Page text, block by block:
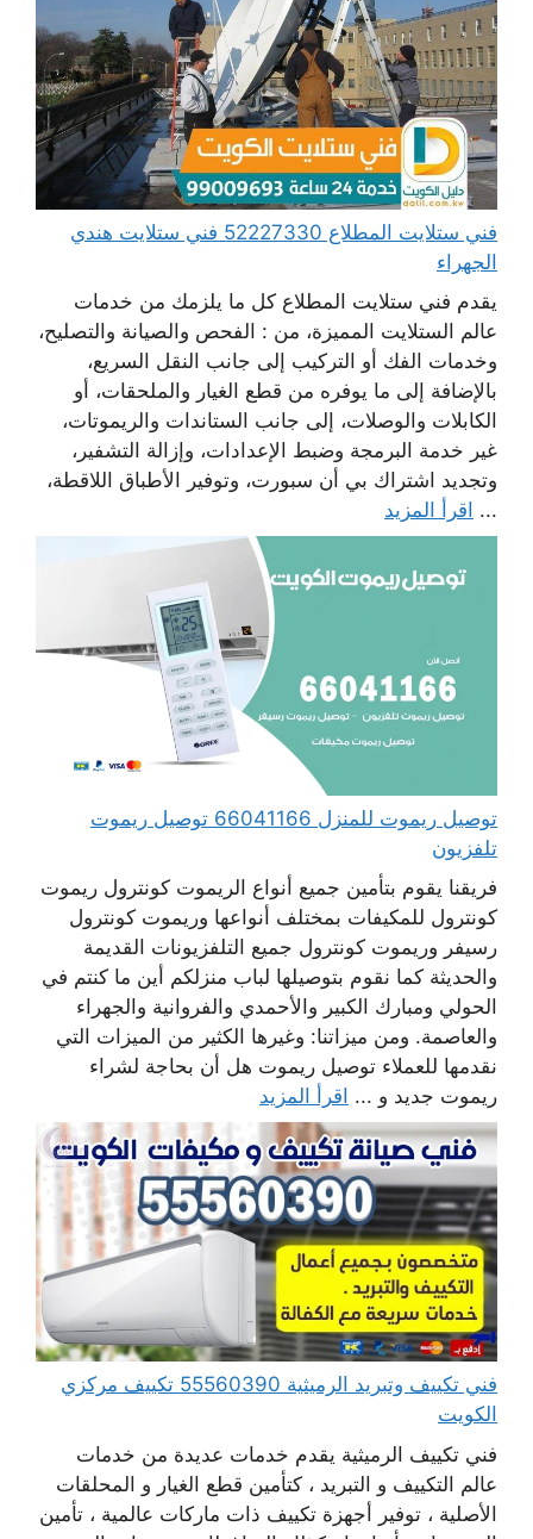
فني ستلايت المطلاع 52227330 فني ستلايت هندي
الجهراء
يقدم فني ستلايت المطلاع كل ما يلزمك من خدمات
عالم الستلايت المميزة، من : الفحص والصيانة والتصليح،
وخدمات الفك أو التركيب إلى جانب النقل السريع،
بالإضافة إلى ما يوفره من قطع الغيار والملحقات، أو
الكابلات والوصلات، إلى جانب الستاندات والريموتات،
غير خدمة البرمجة وضبط الإعدادات، وإزالة التشفير،
وتجديد اشتراك بي أن سبورت، وتوفير الأطباق اللاقطة،
... اقرأ المزيد
توصيل ريموت للمنزل 66041166 توصيل ريموت
تلفزيون
فريقنا يقوم بتأمين جميع أنواع الريموت كونترول ريموت
كونترول للمكيفات بمختلف أنواعها وريموت كونترول
رسيفر وريموت كونترول جميع التلفزيونات القديمة
والحديثة كما نقوم بتوصيلها لباب منزلكم أين ما كنتم في
الحولي ومبارك الكبير والأحمدي والفروانية والجهراء
والعاصمة. ومن ميزاتنا: وغيرها الكثير من الميزات التي
نقدمها للعملاء توصيل ريموت هل أن بحاجة لشراء
ريموت جديد و ... اقرأ المزيد
فني تكييف وتبريد الرميثية 55560390 تكييف مركزي
الكويت
فني تكييف الرميثية يقدم خدمات عديدة من خدمات
عالم التكييف و التبريد ، كتأمين قطع الغيار و المحلقات
الأصلية ، توفير أجهزة تكييف ذات ماركات عالمية ، تأمين